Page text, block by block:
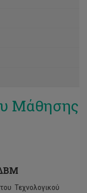
Μάθησης
Τεχνολογικού